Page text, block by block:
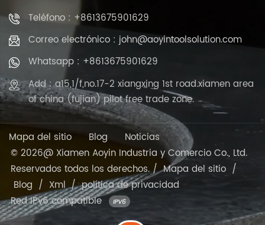
Teléfono : +8613675901629
Correo electrónico : john@aoyintoolsolution.com
Whatsapp : +8613675901629
Add : a15,1/f,no.17-2 xiangxing 1st road.xiamen area
of china (fujian) pilot free trade zone.
Mapa del sitio Blog
Noticias
© 2026@ Xiamen Aoyin Industria y Comercio Co., Ltd.
Reservados todos los derechos. /Mapa del sitio /
Blog / Xml/política de privacidad
Red IPv6 compatible